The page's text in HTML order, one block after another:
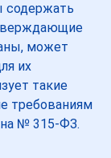
содержать
может
их
такие
требованиям
№ 315-ФЗ.